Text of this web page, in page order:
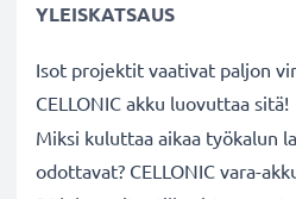
YLEISKATSAUS
Isot projektit vaativat paljon
CELLONIC akku luovuttaa sitä!
Miksi kuluttaa aikaa työkalun
odottavat? CELLONIC vara-